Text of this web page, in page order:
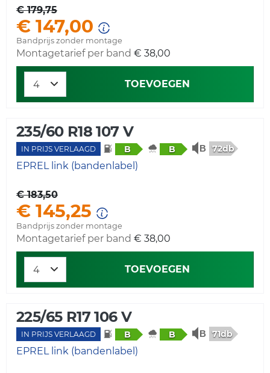
€ 179,75
€ 147,00
Bandprijs zonder montage
Montagetarief per band € 38,00
TOEVOEGEN
235/60 R18 107 V
IN PRIJS VERLAAGD B B 72db
EPREL link (bandenlabel)
€ 183,50
€ 145,25
Bandprijs zonder montage
Montagetarief per band € 38,00
TOEVOEGEN
225/65 R17 106 V
IN PRIJS VERLAAGD B B 71db
EPREL link (bandenlabel)